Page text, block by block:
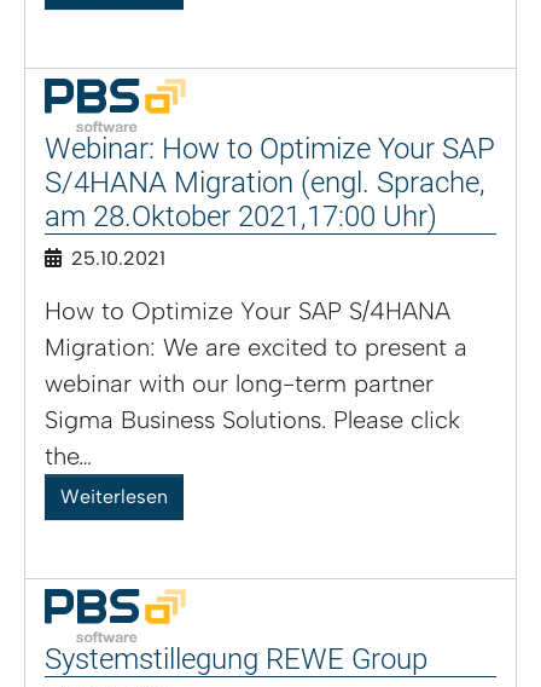
Webinar: How to Optimize Your SAP
S/4HANA Migration (engl. Sprache,
am 28.Oktober 2021,17:00 Uhr)
25.10.2021
How to Optimize Your SAP S/4HANA
Migration: We are excited to present a
webinar with our long-term partner
Sigma Business Solutions. Please click
the…
Weiterlesen
Systemstillegung REWE Group